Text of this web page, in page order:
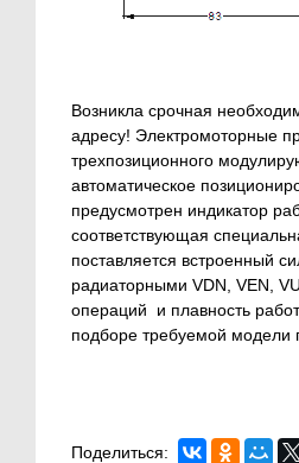
Возникла срочная
адресу! Электромоторные
трехпозиционного
автоматическое
предусмотрен индикатор
соответствующая
поставляется встроенный
радиаторными VDN, VEN,
операций и плавность
подборе требуемой модели
Поделиться: